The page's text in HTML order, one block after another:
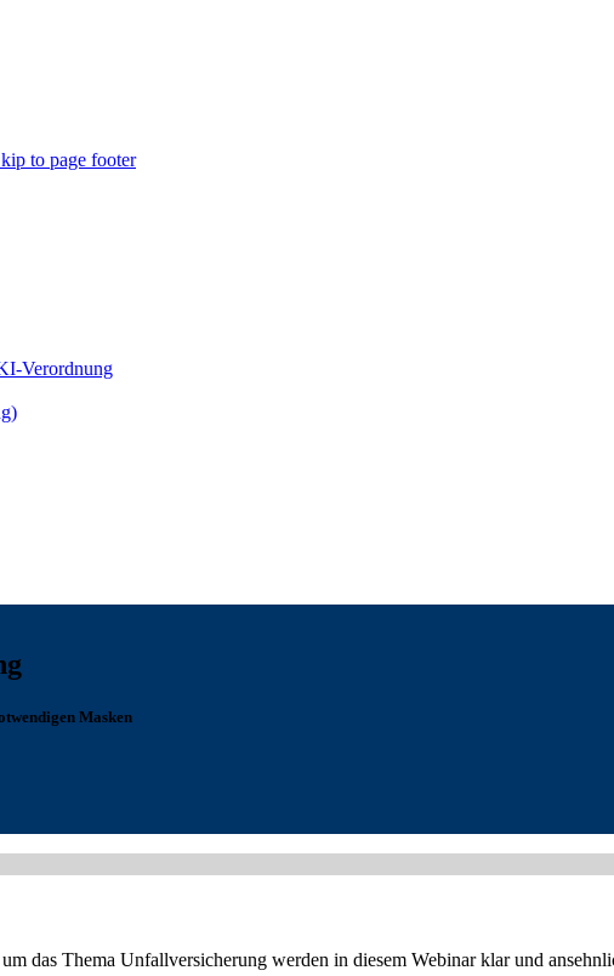
to page footer
Verordnung
Masken
das Thema Unfallversicherung werden in diesem Webinar klar und